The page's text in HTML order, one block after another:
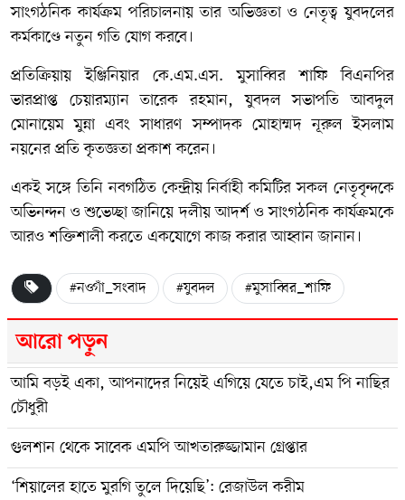
সাংগঠনিক কার্যক্রম পরিচালনায় তার অভিজ্ঞতা ও নেতৃত্ব যুবদলের
কর্মকাণ্ডে নতুন গতি যোগ করবে।
প্রতিক্রিয়ায় ইঞ্জিনিয়ার কে.এম.এস. মুসাব্বির শাফি বিএনপির
ভারপ্রাপ্ত চেয়ারম্যান তারেক রহমান, যুবদল সভাপতি আবদুল
মোনায়েম মুন্না এবং সাধারণ সম্পাদক মোহাম্মদ নূরুল ইসলাম
নয়নের প্রতি কৃতজ্ঞতা প্রকাশ করেন।
একই সঙ্গে তিনি নবগঠিত কেন্দ্রীয় নির্বাহী কমিটির সকল নেতৃবৃন্দকে
অভিনন্দন ও শুভেচ্ছা জানিয়ে দলীয় আদর্শ ও সাংগঠনিক কার্যক্রমকে
আরও শক্তিশালী করতে একযোগে কাজ করার আহ্বান জানান।
#নওগাঁ_সংবাদ #যুবদল #মুসাব্বির_শাফি
আরো পড়ুন
আমি বড়ই একা, আপনাদের নিয়েই এগিয়ে যেতে চাই,এম পি নাছির
চৌধুরী
গুলশান থেকে সাবেক এমপি আখতারুজ্জামান গ্রেপ্তার
‘শিয়ালের হাতে মুরগি তুলে দিয়েছি’: রেজাউল করীম